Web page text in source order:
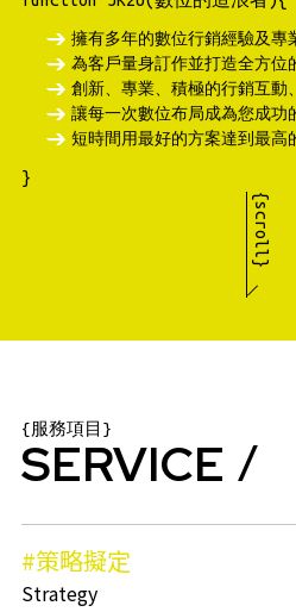
擁有多年的數位行銷經驗及專
為客戶量身訂作並打造全方位
創新、專業、積極的行銷互動
讓每一次數位布局成為您成功
短時間用最好的方案達到最高
}
{scroll}
服務項 目
SERVICE
#策略擬定
Strategy